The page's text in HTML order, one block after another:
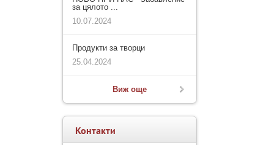
за цялото ...
10.07.2024
Продукти за творци
25.04.2024
Виж още
Контакти